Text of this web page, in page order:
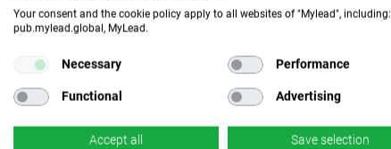
Fasse das
zusammen
Your consent and the cookie policy apply to all websites of "Mylead", including:
pub.mylead.global, MyLead.
Necessary Performance
Functional Advertising
Accept all Save selection